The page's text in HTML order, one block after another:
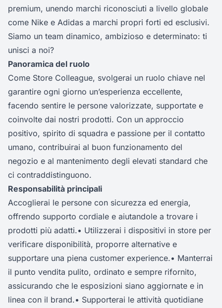
premium, unendo marchi riconosciuti a livello globale
come Nike e Adidas a marchi propri forti ed esclusivi.
Siamo un team dinamico, ambizioso e determinato: ti
unisci a noi?
Panoramica del ruolo
Come Store Colleague, svolgerai un ruolo chiave nel
garantire ogni giorno un’esperienza eccellente,
facendo sentire le persone valorizzate, supportate e
coinvolte dai nostri prodotti. Con un approccio
positivo, spirito di squadra e passione per il contatto
umano, contribuirai al buon funzionamento del
negozio e al mantenimento degli elevati standard che
ci contraddistinguono.
Responsabilità principali
Accoglierai le persone con sicurezza ed energia,
offrendo supporto cordiale e aiutandole a trovare i
prodotti più adatti.• Utilizzerai i dispositivi in store per
verificare disponibilità, proporre alternative e
supportare una piena customer experience.• Manterrai
il punto vendita pulito, ordinato e sempre rifornito,
assicurando che le esposizioni siano aggiornate e in
linea con il brand.• Supporterai le attività quotidiane